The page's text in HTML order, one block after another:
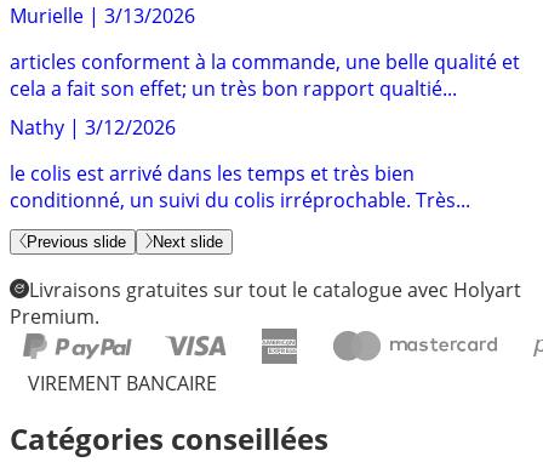
Murielle | 3/13/2026
articles conforment à la commande, une belle qualité et
cela a fait son effet; un très bon rapport qualtié...
Nathy | 3/12/2026
le colis est arrivé dans les temps et très bien
conditionné, un suivi du colis irréprochable. Très...
Previous slide Next slide
Livraisons gratuites sur tout le catalogue avec Holyart
Premium.
VIREMENT BANCAIRE
Catégories conseillées